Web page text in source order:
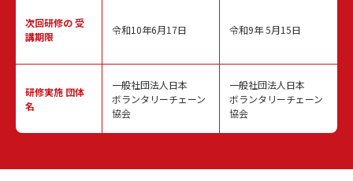
次回研修の受
講期限
研修実施 団体
名
令和10年6月17日
一般社団法人日本
ボランタリーチェーン
協会
令和9年 5月15日
一般社団法人日本
ボランタリーチェーン
協会